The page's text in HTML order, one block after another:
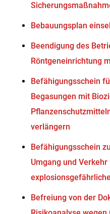
Bebauungsplan
Beendigung des
Röntgeneinrichtung
Befähigungsschein
Begasungen mit
verlängern
Befähigungsschein
Umgang und Verkehr
Befreiung von der